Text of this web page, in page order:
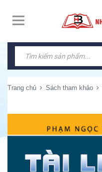
Trang chủ Sách tham khảo